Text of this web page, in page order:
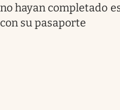
no hayan completado
con su pasaporte